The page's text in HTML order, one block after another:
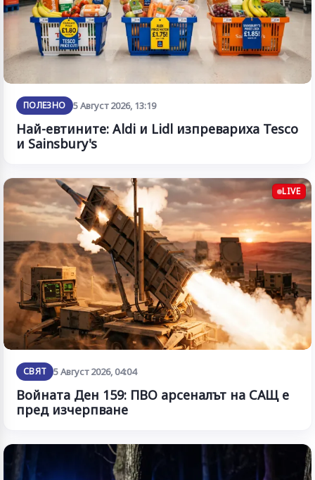
ПОЛЕЗНО 5 Август 2026, 13:19
Най-евтините: Aldi и Lidl изпревариха Tesco
и Sainsbury's
LIVE
СВЯТ 5 Август 2026, 04:04
Войната Ден 159: ПВО арсеналът на САЩ е
пред изчерпване